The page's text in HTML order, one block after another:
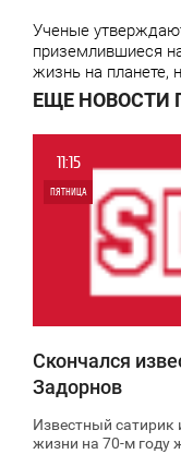
Ученые
приземлившиеся
жизнь на планете,
ЕЩЕ НОВОСТИ
11:15
ПЯТНИЦА
Скончался
Задорнов
Известный сатирик
жизни на 70-м году